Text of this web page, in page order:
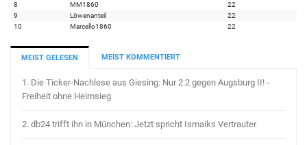
8
MM1860
22
9
Löwenanteil
22
10
Marcello1860 22
MEIST GELESEN MEIST KOMMENTIERT
1. Die Ticker-Nachlese aus Giesing: Nur 2:2 gegen Augsburg II! -
Freiheit ohne Heimsieg
2. db24 trifft ihn in München: Jetzt spricht Ismaiks Vertrauter